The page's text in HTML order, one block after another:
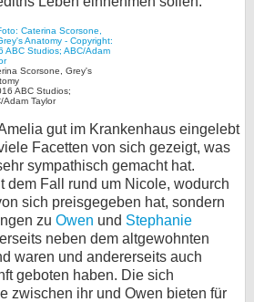
Scorsone, Grey's
ABC Studios;
Adam Taylor
gut im Krankenhaus eingelebt
Facetten von sich gezeigt, was
sympathisch gemacht hat.
dem Fall rund um Nicole, wodurch
sich preisgegeben hat, sondern
zu Owen und Stephanie
neben dem altgewohnten
waren und andererseits auch
geboten haben. Die sich
zwischen ihr und Owen bieten für